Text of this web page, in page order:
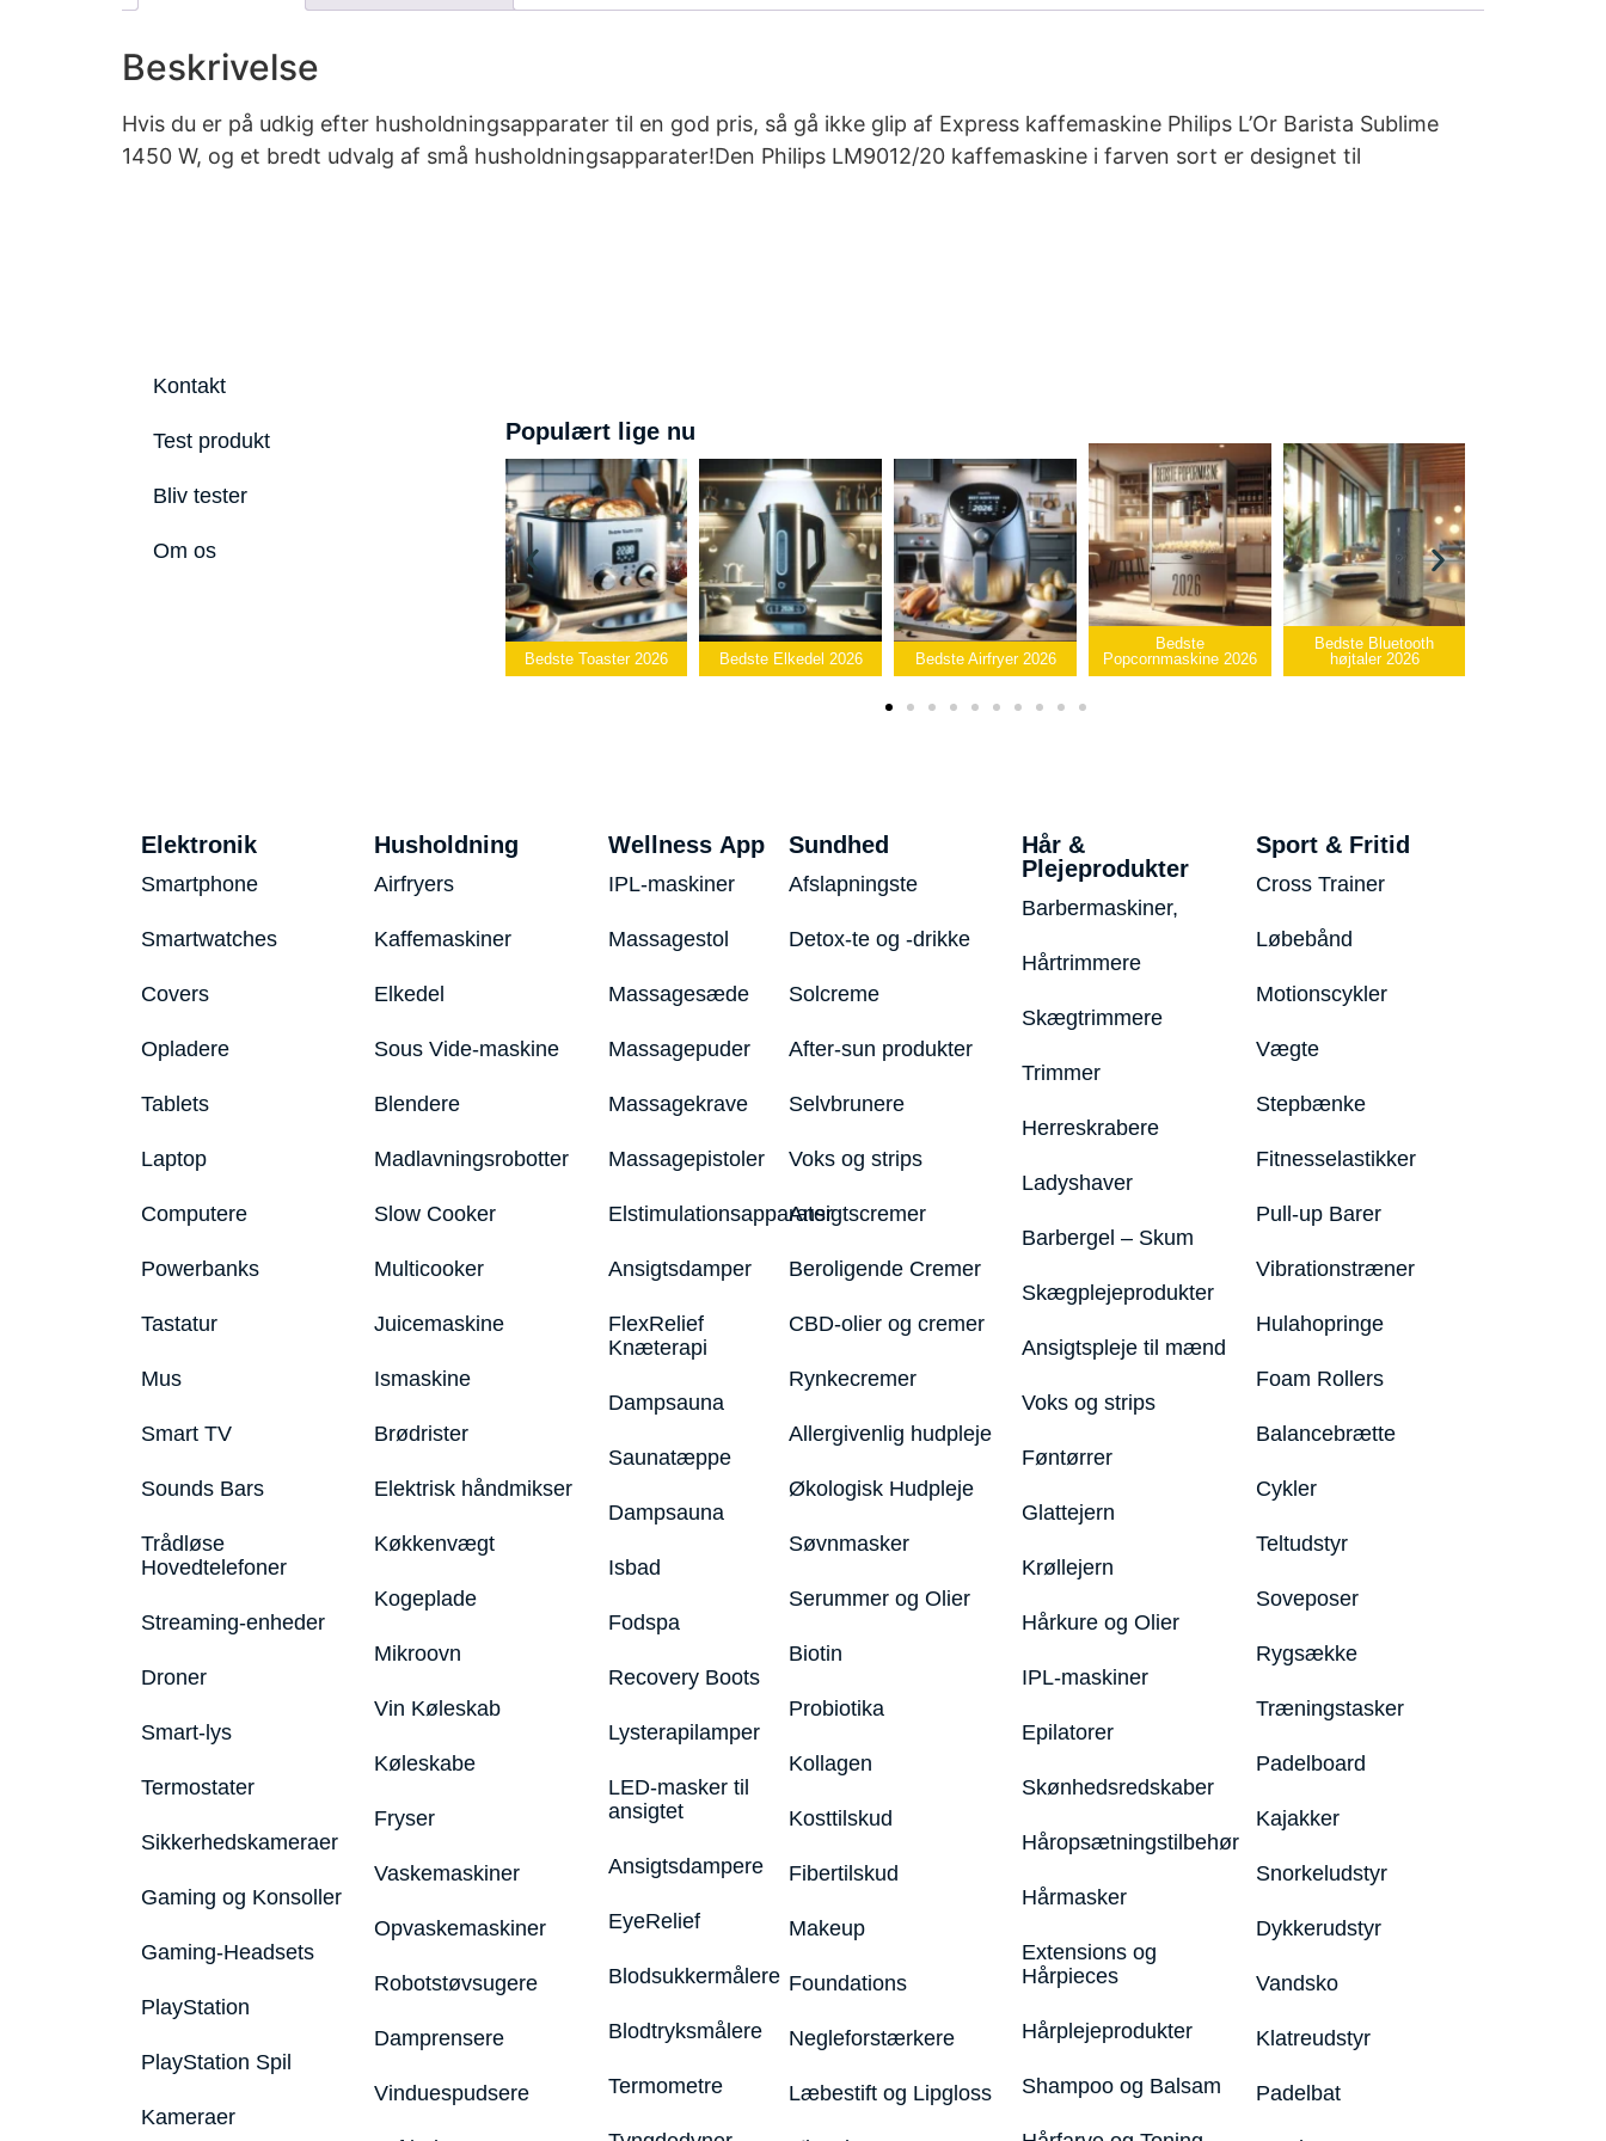
Beskrivelse
Hvis du er på udkig efter husholdningsapparater til en god pris, så gå ikke glip af Express kaffemaskine Philips L’Or Barista Sublime
1450 W, og et bredt udvalg af små husholdningsapparater!Den Philips LM9012/20 kaffemaskine i farven sort er designet til
Kontakt
Test produkt
Bliv tester
Om os
Populært lige nu
Bedste Elkedel 2026 Bedste Airfryer 2026
Bedste
Popcornmaskine 2026
Bedste Bluetooth
højtaler 2026
Bedste infrarøde
varmepude 2026
Elektronik
Smartphone
Smartwatches
Covers
Opladere
Tablets
Laptop
Computere
Powerbanks
Tastatur
Mus
Smart TV
Sounds Bars
Trådløse
Hovedtelefoner
Streaming-enheder
Droner
Smart-lys
Termostater
Sikkerhedskameraer
Gaming og Konsoller
Gaming-Headsets
PlayStation
PlayStation Spil
Kameraer
Husholdning
Airfryers
Kaffemaskiner
Elkedel
Sous Vide-maskine
Blendere
Madlavningsrobotter
Slow Cooker
Multicooker
Juicemaskine
Ismaskine
Brødrister
Elektrisk håndmikser
Køkkenvægt
Kogeplade
Mikroovn
Vin Køleskab
Køleskabe
Fryser
Vaskemaskiner
Opvaskemaskiner
Robotstøvsugere
Damprensere
Vinduespudsere
Wellness App
IPL-maskiner
Massagestol
Massagesæde
Massagepuder
Massagekrave
Massagepistoler
Elstimulationsapparater
Ansigtsdamper
FlexRelief
Knæterapi
Dampsauna
Saunatæppe
Dampsauna
Isbad
Fodspa
Recovery Boots
Lysterapilamper
LED-masker til
ansigtet
Ansigtsdampere
EyeRelief
Blodsukkermålere
Blodtryksmålere
Termometre
Sundhed
Afslapningste
Detox-te og -drikke
Solcreme
After-sun produkter
Selvbrunere
Voks og strips
Ansigtscremer
Beroligende Cremer
CBD-olier og cremer
Rynkecremer
Allergivenlig hudpleje
Økologisk Hudpleje
Søvnmasker
Serummer og Olier
Biotin
Probiotika
Kollagen
Kosttilskud
Fibertilskud
Makeup
Foundations
Negleforstærkere
Læbestift og Lipgloss
Hår &
Plejeprodukter
Barbermaskiner,
Hårtrimmere
Skægtrimmere
Trimmer
Herreskrabere
Ladyshaver
Barbergel – Skum
Skægplejeprodukter
Ansigtspleje til mænd
Voks og strips
Føntørrer
Glattejern
Krøllejern
Hårkure og Olier
IPL-maskiner
Epilatorer
Skønhedsredskaber
Håropsætningstilbehør
Hårmasker
Extensions og
Hårpieces
Hårplejeprodukter
Shampoo og Balsam
Sport & Fritid
Cross Trainer
Løbebånd
Motionscykler
Vægte
Stepbænke
Fitnesselastikker
Pull-up Barer
Vibrationstræner
Hulahopringe
Foam Rollers
Balancebrætte
Cykler
Teltudstyr
Soveposer
Rygsække
Træningstasker
Padelboard
Kajakker
Snorkeludstyr
Dykkerudstyr
Vandsko
Klatreudstyr
Padelbat